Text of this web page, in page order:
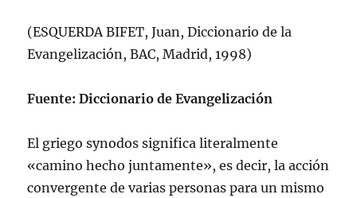
(ESQUERDA BIFET, Juan, Diccionario de la
Evangelización, BAC, Madrid, 1998)
Fuente: Diccionario de Evangelización
El griego synodos significa literalmente
«camino hecho juntamente», es decir, la acción
convergente de varias personas para un mismo